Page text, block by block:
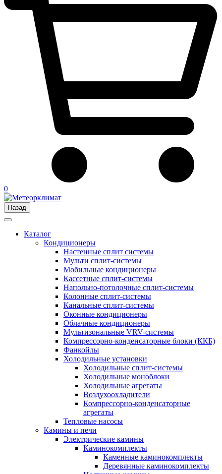
0
Назад
Каталог
Кондиционеры
Настенные сплит системы
Мульти сплит-системы
Мобильные кондиционеры
Кассетные сплит-системы
Напольно-потолочные сплит-системы
Колонные сплит-системы
Канальные сплит-системы
Оконные кондиционеры
Облачные кондиционеры
Мультизональные VRV-системы
Компрессорно-конденсаторные блоки (ККБ)
Фанкойлы
Холодильные установки
Холодильные сплит-системы
Холодильные моноблоки
Холодильные агрегаты
Воздухоохладители
Компрессорно-конденсаторные
агрегаты
Тепловые насосы
Камины и печи
Электрические камины
Каминокомплекты
Каменные каминокомплекты
Деревянные каминокомплекты